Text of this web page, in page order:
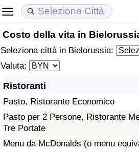
Costo della vita in
Seleziona città in Bielorussia:
Valuta:
Ristoranti
Pasto, Ristorante Economico
Pasto per 2 Persone, Ristorante
Tre Portate
Menu da McDonalds (o menu
Costo della vita
Indice Del Costo Della Vita
Indice Del Costo Della Vita
Indice del Costo della Vita per
ad Aqaba
Prezzi degli immobili
Indice del Prezzo delle Case
Indice del Prezzo delle Case
Indice del Prezzo delle Case per
Qualità della Vita
Indice della Qualità della Vita
Indice della Qualità della Vita
Indice della qualità della vita per
Criminalità